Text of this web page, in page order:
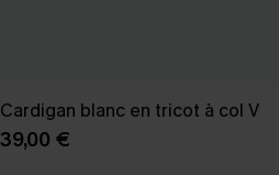
Cardigan blanc en tricot à col V
39,00 €